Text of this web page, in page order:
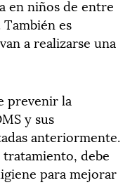
en niños de entre
es
a realizarse una
prevenir la
y sus
anteriormente.
debe
para mejorar